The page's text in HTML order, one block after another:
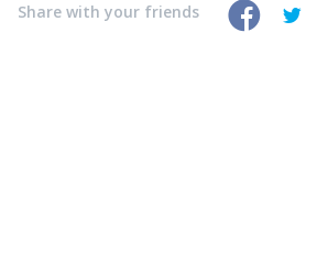
Share with your friends